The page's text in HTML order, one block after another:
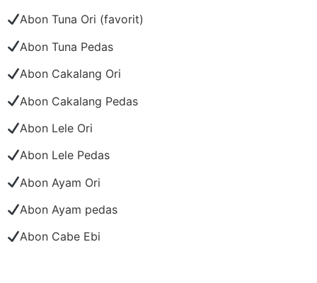
Abon Tuna Ori (favorit)
Abon Tuna Pedas
Abon Cakalang Ori
Abon Cakalang Pedas
Abon Lele Ori
Abon Lele Pedas
Abon Ayam Ori
Abon Ayam pedas
Abon Cabe Ebi